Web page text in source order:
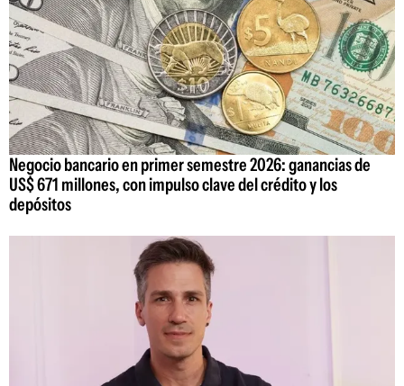
Negocio bancario en primer semestre 2026: ganancias de
US$ 671 millones, con impulso clave del crédito y los
depósitos